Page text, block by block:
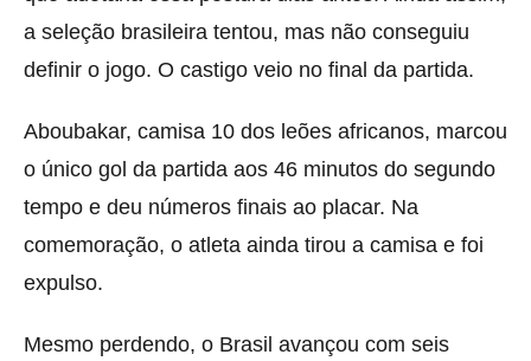
a seleção brasileira tentou, mas não conseguiu
definir o jogo. O castigo veio no final da partida.
Aboubakar, camisa 10 dos leões africanos, marcou
o único gol da partida aos 46 minutos do segundo
tempo e deu números finais ao placar. Na
comemoração, o atleta ainda tirou a camisa e foi
expulso.
Mesmo perdendo, o Brasil avançou com seis